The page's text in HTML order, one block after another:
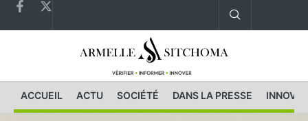
ACCUEIL ACTU SOCIÉTÉ DANS LA PRESSE